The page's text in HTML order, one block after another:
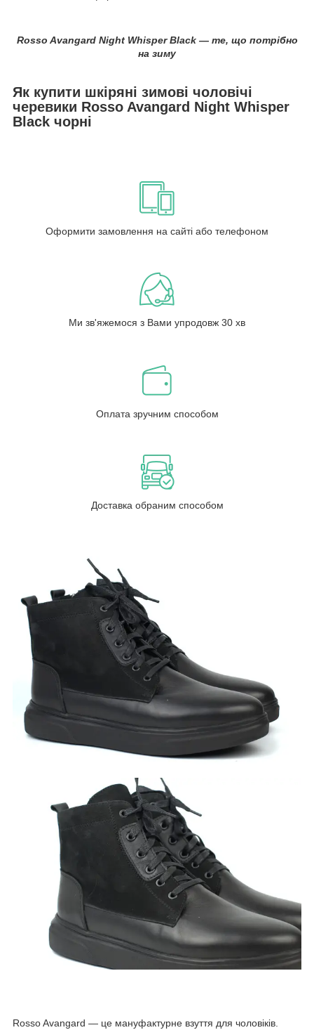
Rosso Avangard Night Whisper Black — те, що потрібно
на зиму
Як купити шкіряні зимові чоловічі
черевики Rosso Avangard Night Whisper
Black чорні
Оформити замовлення на сайті або телефоном
Ми зв'яжемося з Вами упродовж 30 хв
Оплата зручним способом
Доставка обраним способом
Rosso Avangard — це мануфактурне взуття для чоловіків.